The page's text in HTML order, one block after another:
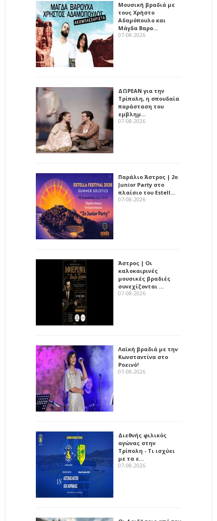
Μουσική βραδιά με
τους Χρήστο
Αδαμόπουλο και
Μάγδα Βαρο…
07-08-2026
ΔΩΡΕΑΝ για την
Τρίπολη, η σπουδαία
παράσταση του
εμβλημ…
07-08-2026
Παράλιο Άστρος | 2ο
Junior Party στο
πλαίσιο του Estell…
07-08-2026
Άστρος | Οι
καλοκαιρινές
μουσικές βραδιές
συνεχίζονται …
07-08-2026
Λαϊκή βραδιά με την
Κωνσταντίνα στο
Ροεινό!
07-08-2026
Διεθνής φιλικός
αγώνας στην
Τρίπολη - Τι ισχύει
με τα ε…
07-08-2026